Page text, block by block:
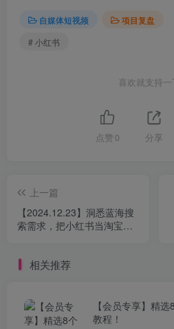
自媒体短视频
项目复盘
# 小红书
喜欢就支持
点赞 0 分享
上一篇
【2024.12.23】洞悉蓝海搜
索需求，把小红书当淘宝，
相关推荐
【会员专享】精
教程！